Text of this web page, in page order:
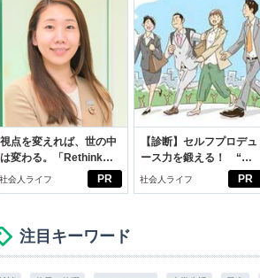
PR
視点を変えれば、世の中
は変わる。「Rethink
PROJECT」がつたえた
社会人ライフ PR
【診断】セルフプロデュ
ース力を鍛える！ “ジ
ブン観”診断
社会人ライフ
注目キーワード